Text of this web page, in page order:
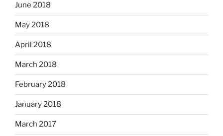
June 2018
May 2018
April 2018
March 2018
February 2018
January 2018
March 2017